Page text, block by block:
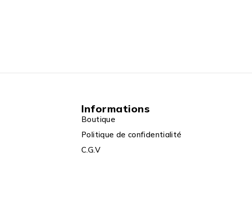
Informations
Boutique
Politique de confidentialité
C.G.V